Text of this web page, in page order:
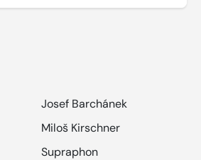
Josef Barchánek
Miloš Kirschner
Supraphon